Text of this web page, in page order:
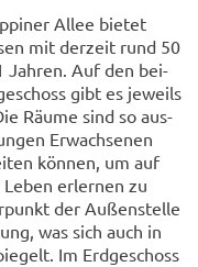
Allee bie­tet
mit der­zeit rund 50
Jah­ren. Auf den bei­
gibt es je­weils
Räume sind so aus­
Er­wach­se­nen
kön­nen, um auf
er­ler­nen zu
der Au­ßen­stel­le
was sich auch in
Im Erd­ge­schoss